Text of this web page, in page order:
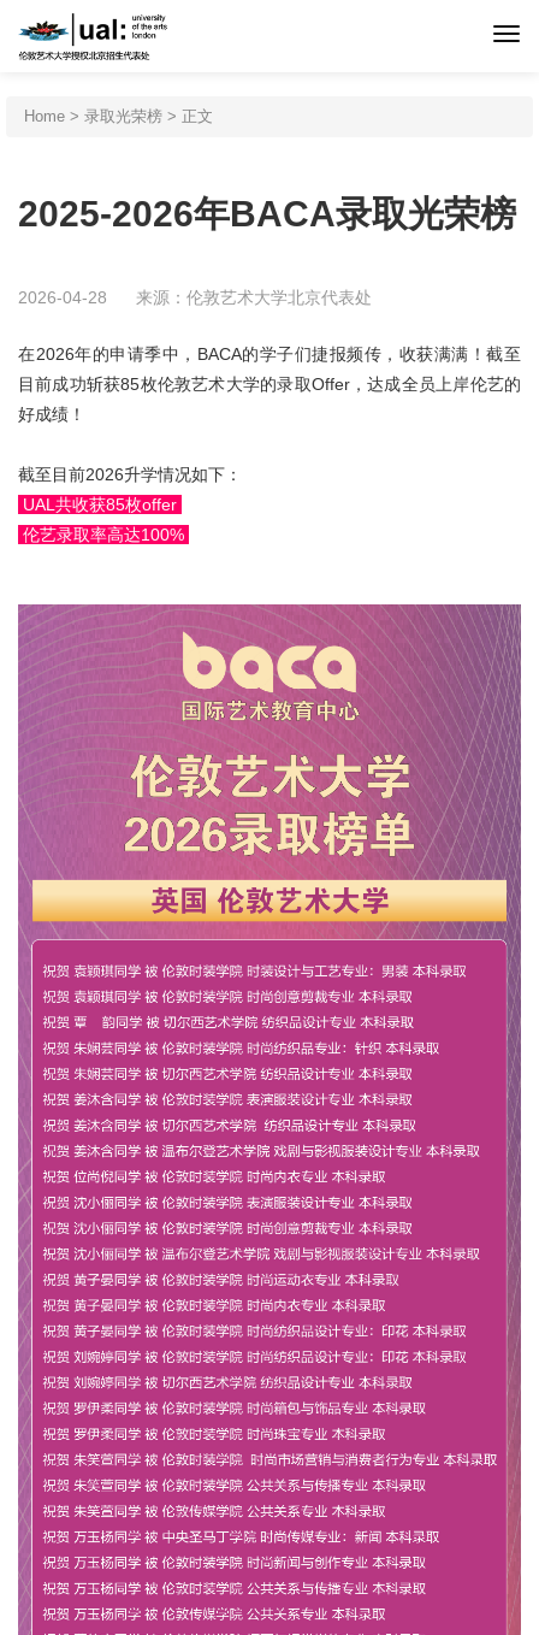
首页
北京预科
新闻活动
伦艺研学
关于我们
在线咨询
Home > 录取光荣榜 > 正文
2025-2026年BACA录取光荣榜
2026-04-28 来源：伦敦艺术大学北京代表处
在2026年的申请季中，BACA的学子们捷报频传，收获满满！截至
目前成功斩获85枚伦敦艺术大学的录取Offer，达成全员上岸伦艺的
好成绩！
截至目前2026升学情况如下：
UAL共收获85枚offer
伦艺录取率高达100%